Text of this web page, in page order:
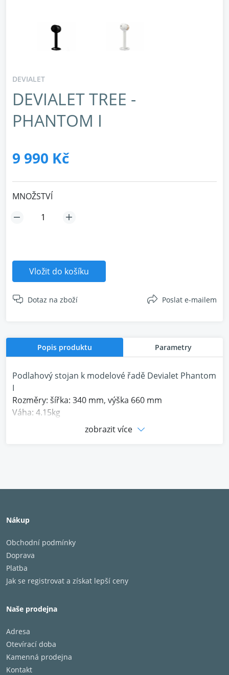
DEVIALET
DEVIALET TREE -
PHANTOM I
9 990 Kč
MNOŽSTVÍ
Vložit do košíku
Dotaz na zboží Poslat e-mailem
Popis produktu Parametry
Podlahový stojan k modelové řadě Devialet Phantom
I
Rozměry: šířka: 340 mm, výška 660 mm
Váha: 4.15kg
Barva: Iconic White / Black Matte
zobrazit více
Nákup
Obchodní podmínky
Doprava
Platba
Jak se registrovat a získat lepší ceny
Naše prodejna
Adresa
Otevírací doba
Kamenná prodejna
Kontakt